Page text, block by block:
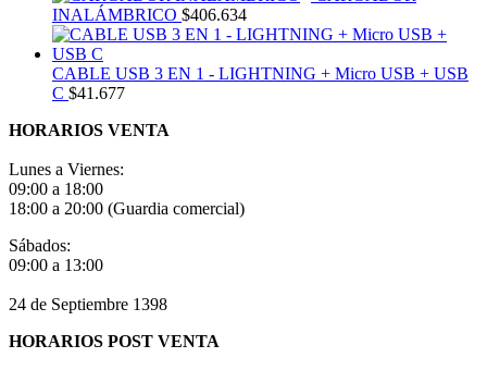
la
página
de
producto
INALÁMBRICO $406.634
CABLE USB 3 EN 1 - LIGHTNING + Micro USB + USB
C $41.677
HORARIOS VENTA
Lunes a Viernes:
09:00 a 18:00
18:00 a 20:00 (Guardia comercial)
Sábados:
09:00 a 13:00
24 de Septiembre 1398
HORARIOS POST VENTA